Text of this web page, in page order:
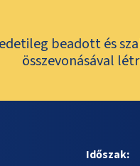
beadott és
összevonásával
Időszak: